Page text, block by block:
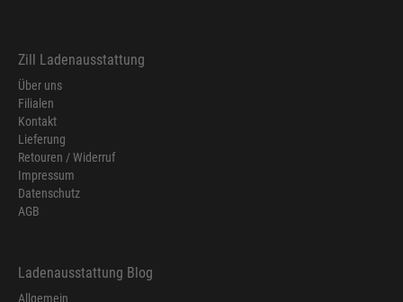
Zill Ladenausstattung
Über uns
Filialen
Kontakt
Lieferung
Retouren / Widerruf
Impressum
Datenschutz
AGB
Ladenausstattung Blog
Allgemein